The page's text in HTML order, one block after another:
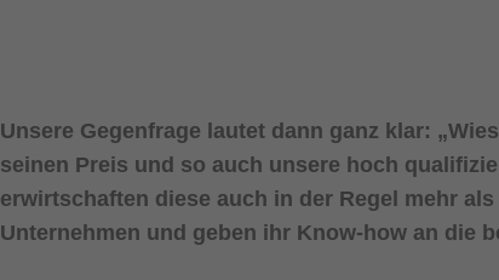
Unsere Gegenfrage lautet dann ganz klar:
seinen Preis und so auch unsere hoch
erwirtschaften diese auch in der Regel mehr
Unternehmen und geben ihr Know-how an die